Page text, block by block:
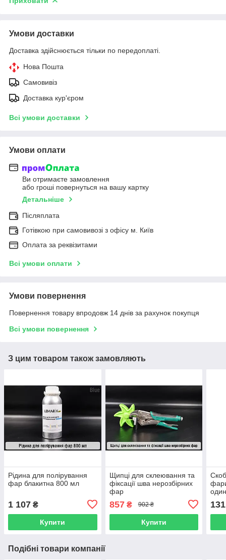
Умови доставки
Доставка здійснюється тільки по передоплаті.
Нова Пошта
Самовивіз
Доставка кур'єром
Всі умови доставки
Умови оплати
Ви отримаєте замовлення
або гроші повернуться на вашу картку
Детальніше
Післяплата
Готівкою при самовивозі з офісу м. Київ
Оплата за реквізитами
Всі умови оплати
Умови повернення
Повернення товару впродовж 14 днів за рахунок покупця
Всі умови повернення
З цим товаром також замовляють
Рідина для полірування
фар блакитна 800 мл
1 107 ₴
Купити
Щипці для склеювання та
фіксації шва нерозбірних
фар
857₴ 902 ₴
Купити
131
Подібні товари компанії